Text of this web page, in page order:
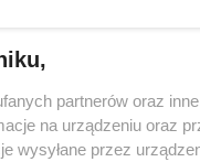
partnerów oraz
na urządzeniu oraz
wysyłane przez